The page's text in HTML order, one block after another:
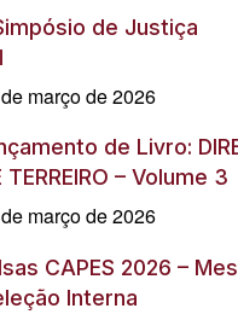
de Justiça
março de 2026
de Livro:
TERREIRO – Volume 3
março de 2026
CAPES 2026 –
Interna